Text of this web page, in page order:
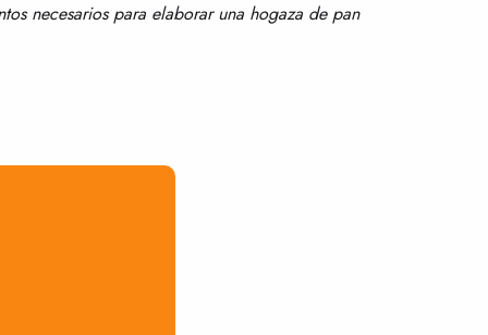
necesarios para elaborar una hogaza de pan